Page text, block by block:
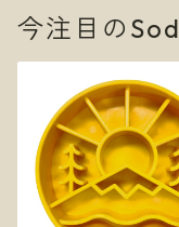
今注目の